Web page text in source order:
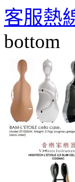
客服熱
bottom